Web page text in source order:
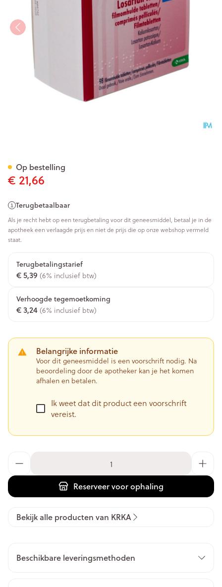
€ 21,66
Terugbetaalbaar
Als je recht hebt op een terugbetaling voor dit geneesmiddel, betaal je in de
apotheek een verlaagde prijs en niet de prijs die op onze webshop vermeld
staat.
Terugbetalingstarief
€ 5,39 (6% inclusief btw)
Verhoogde tegemoetkoming
€ 3,24(6% inclusief btw)
Belangrijke informatie
Voor dit geneesmiddel is een voorschrift nodig. Na
beoordeling door de apotheker kan je het komen
afhalen en betalen.
Ik weet dat dit product een voorschrift
vereist.
Reserveervoor ophaling
Op bestelling
Bekijk alle producten van KRKA
Beschikbare leveringsmethoden